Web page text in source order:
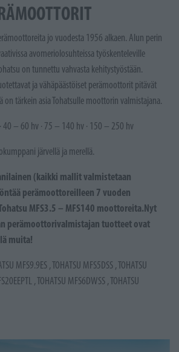
jo vuodesta 1956 alkaen. Alun perin
avomeriolosuhteissa työskenteleville
on tunnettu vahvasta kehitystyöstään.
ja vähäpäästöiset perämoottorit pitävät
on tärkein asia Tohatsulle moottorin valmistajana.
40 – 60 hv · 75 – 140 hv · 150 – 250 hv
järvellä ja merellä.
(kaikki mallit valmistetaan
perämoottoreilleen 7 vuoden
MFS3.5 – MFS140 moottoreita.Nyt
perämoottorivalmistajan tuotteet ovat
muita!
MFS9.9ES , TOHATSU MFS5DSS , TOHATSU
, TOHATSU MFS6DWSS , TOHATSU